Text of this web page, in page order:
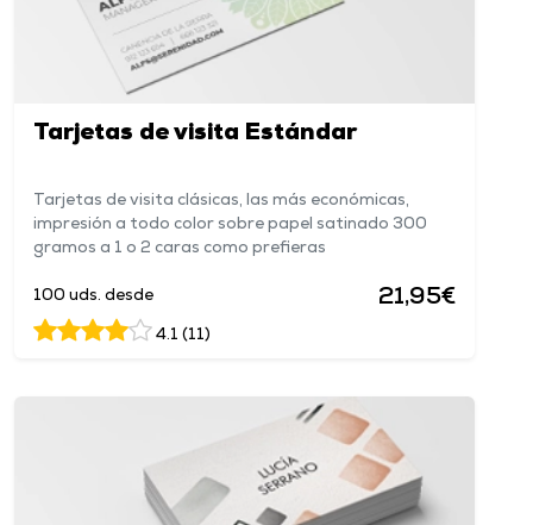
Tarjetas de visita Estándar
Tarjetas de visita clásicas, las más económicas,
impresión a todo color sobre papel satinado 300
gramos a 1 o 2 caras como prefieras
100 uds. desde 21,95€
4.1 (11)